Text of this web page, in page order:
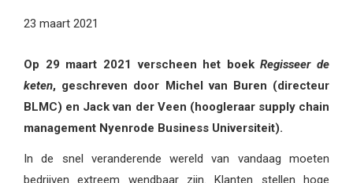
23 maart 2021
Op 29 maart 2021 verscheen het boekRegisseer de
keten, geschreven door Michel van Buren (directeur
BLMC) en Jack van der Veen (hoogleraar supply chain
management Nyenrode Business Universiteit).
In de snel veranderende wereld van vandaag moeten
bedrijven extreem wendbaar zijn. Klanten stellen hoge